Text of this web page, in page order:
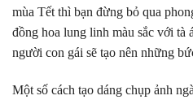
mùa Tết thì bạn đừng bỏ qua
đồng hoa lung linh màu sắc với tà
người con gái sẽ tạo nên những
Một số cách tạo dáng chụp ảnh